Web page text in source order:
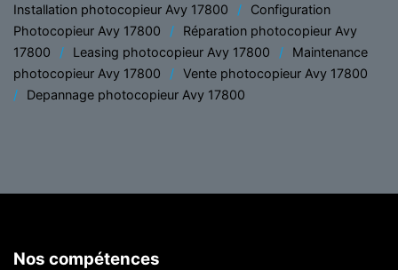
Installation photocopieur Avy 17800
Configuration
Photocopieur Avy 17800
Réparation photocopieur Avy
17800
Leasing photocopieur Avy 17800
Maintenance
photocopieur Avy 17800
Vente photocopieur Avy 17800
Depannage photocopieur Avy 17800
Nos compétences